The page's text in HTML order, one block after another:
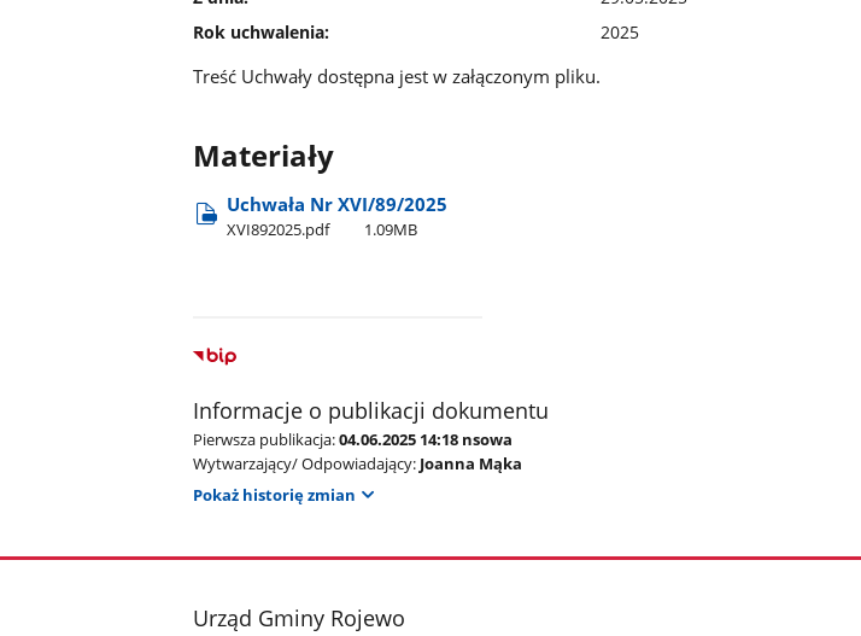
Rok uchwalenia:
2025
Treść Uchwały dostępna jest w załączonym pliku.
Materiały
Uchwała Nr XVI/89/2025
XVI892025.pdf 1.09MB
Informacje o publikacji dokumentu
Pierwsza publikacja:04.06.2025 14:18 nsowa
Wytwarzający/ Odpowiadający: Joanna Mąka
Pokaż historię zmian
stopka
Urząd Gminy Rojewo